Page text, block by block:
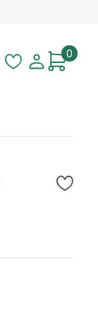
Visite nossa loja
Lista deMinha
0